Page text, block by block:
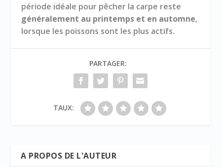
période idéale pour pêcher la carpe reste
généralement au printemps et en automne,
lorsque les poissons sont les plus actifs.
PARTAGER:
TAUX:
A PROPOS DE L'AUTEUR